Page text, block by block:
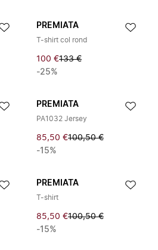
PREMIATA
T-shirt col rond
100 €133 €
-25%
PREMIATA
PA1032 Jersey
85,50 €100,50 €
-15%
PREMIATA
T-shirt
85,50 €100,50 €
-15%